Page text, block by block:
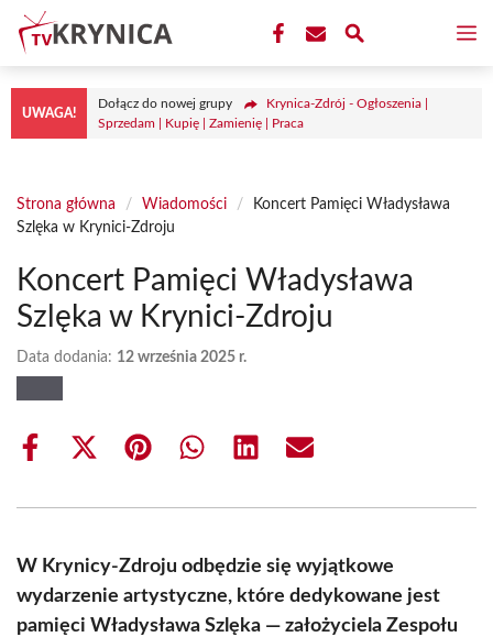
Przejdź
treści
UWAGA!
Dołącz do nowej grupy
Krynica-Zdrój - Ogłoszenia |
Sprzedam | Kupię | Zamienię | Praca
Strona główna / Wiadomości /
Koncert Pamięci Władysława
Szlęka w Krynici-Zdroju
Koncert Pamięci Władysława
Szlęka w Krynici-Zdroju
Data dodania: 12 września 2025 r.
Share
Share
(Twitter)
Share Share Share Share
W Krynicy-Zdroju odbędzie się wyjątkowe
wydarzenie artystyczne, które dedykowane jest
pamięci Władysława Szlęka — założyciela Zespołu